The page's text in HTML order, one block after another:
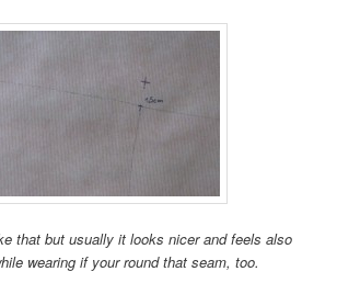
that but usually it looks nicer and feels also
wearing if your round that seam, too.